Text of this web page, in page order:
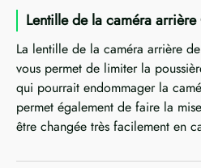
Lentille de la caméra
La lentille de la caméra arrière
vous permet de limiter la
qui pourrait endommager la
permet également de faire la
être changée très facilement en